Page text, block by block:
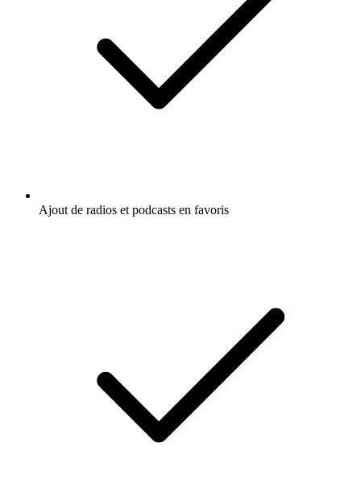
Ajout de radios et podcasts en favoris